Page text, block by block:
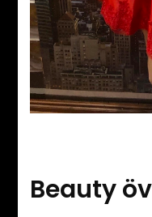
Beauty